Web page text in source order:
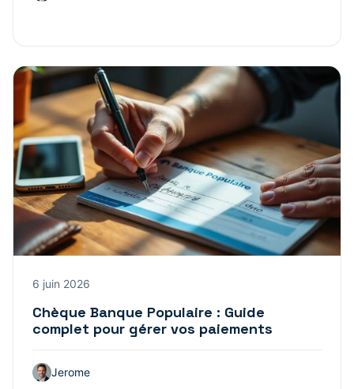
6 juin 2026
Chèque Banque Populaire : Guide
complet pour gérer vos paiements
Jerome